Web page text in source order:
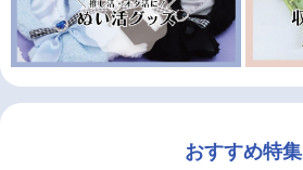
おすすめ特集